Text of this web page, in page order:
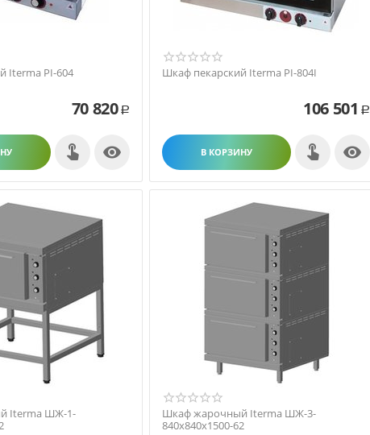
Iterma PI-604
70 820 Р

Шкаф пекарский Iterma PI-804I
106 501 Р
В КОРЗИНУ 
Iterma ШЖ-1-
Шкаф жарочный Iterma ШЖ-3-
840х840х1500-62